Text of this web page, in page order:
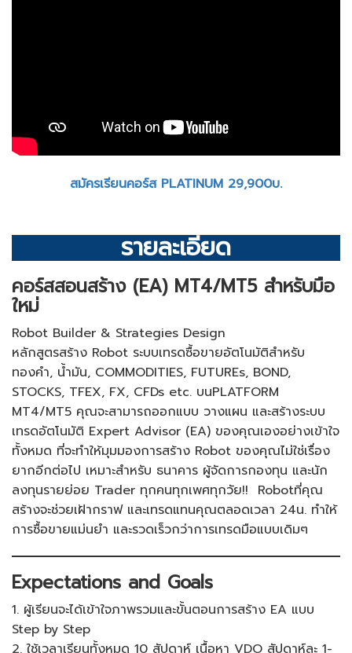
สมัครเรียนคอร์ส PLATINUM 29,900บ.
รายละเอียด
คอร์สสอนสร้าง (EA) MT4/MT5 สำหรับมือ
ใหม่​
Robot Builder & Strategies Design
หลักสูตรสร้าง Robot ระบบเทรดซื้อขายอัตโนมัติสำหรับ​
ทองคำ, น้ำมัน, COMMODITIES, FUTUREs, BOND,
STOCKS, TFEX, FX, CFDs etc. บน​PLATFORM
MT4/MT5 คุณจะสามารถออกแบบ วางแผน และสร้างระบบ
เทรดอัตโนมัติ​ Expert​ Advisor (EA) ของคุณเองอย่างเข้าใจ
ทั้งหมด ที่จะทำให้มุมมองการสร้าง Robot ของคุณไม่ใช่เรื่อง
ยากอีกต่อไป เหมาะสำหรับ​ ธนาคาร​ ผู้จัดการกองทุน​ และนัก
ลงทุนรายย่อย​ Trader​ ทุกคน​ทุกเพศทุกวัย!! Robotที่คุณ
สร้างจะช่วยเฝ้ากราฟ​ และเทรดแทนคุณตลอดเวลา​ 24น. ทำให้
การซื้อขาย​แม่นยำ​ และรวดเร็วกว่าการเทรดมือแบบเดิมๆ
Expectations and Goals
1. ผู้เรียนจะได้เข้าใจภาพรวมและขั้นตอนการสร้าง EA แบบ
Step by Step
2. ใช้เวลาเรียนทั้งหมด 10 สัปดาห์ เนื้อหา VDO สัปดาห์ละ 1-